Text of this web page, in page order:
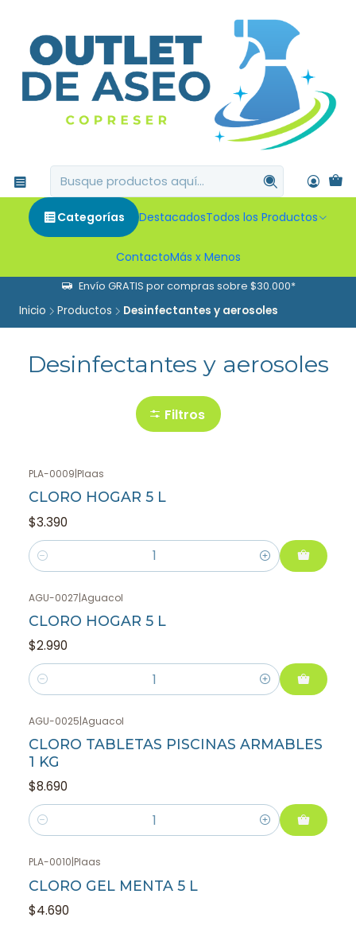
Categorías DestacadosTodos los Productos
ContactoMás x Menos
Envío GRATIS por compras sobre $30.000*
Inicio Productos Desinfectantes y aerosoles
Desinfectantes y aerosoles
Filtros
PLA-0009|Plaas
CLORO HOGAR 5 L
$3.390
Cantidad
AGU-0027|Aguacol
CLORO HOGAR 5 L
$2.990
Cantidad
AGU-0025|Aguacol
CLORO TABLETAS PISCINAS ARMABLES
1 KG
$8.690
Cantidad
PLA-0010|Plaas
CLORO GEL MENTA 5 L
$4.690